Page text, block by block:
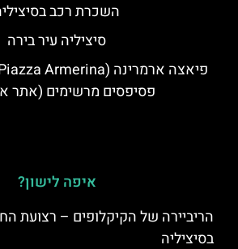
השכרת רכב
סיציליה עיר בירה
פסיפסים מרשימים (אתר
איפה לישון?
הריביירה של הקיקלופים – רצועת
בסיציליה